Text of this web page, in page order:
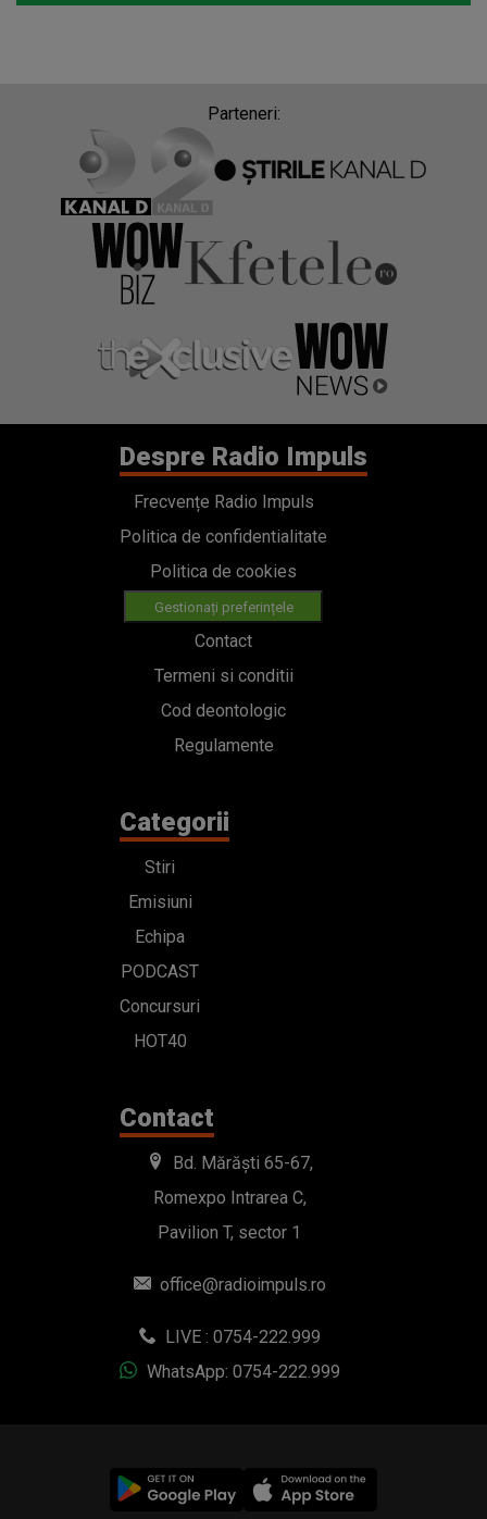
Parteneri:
Despre Radio Impuls
Frecvențe Radio Impuls
Politica de confidentialitate
Politica de cookies
Gestionați preferințele
Contact
Termeni si conditii
Cod deontologic
Regulamente
Categorii
Stiri
Emisiuni
Echipa
PODCAST
Concursuri
HOT40
Contact
Bd. Mărăști 65-67,
Romexpo Intrarea C,
Pavilion T, sector 1
office@radioimpuls.ro
LIVE : 0754-222.999
WhatsApp: 0754-222.999